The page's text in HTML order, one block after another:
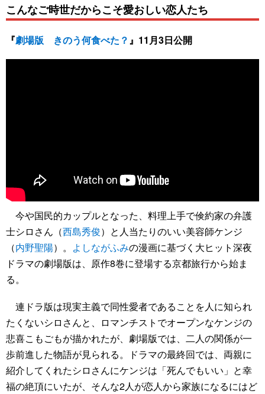
こんなご時世だからこそ愛おしい恋人たち
『劇場版 きのう何食べた？』11月3日公開
今や国民的カップルとなった、料理上手で倹約家の弁護
士シロさん（西島秀俊）と人当たりのいい美容師ケンジ
（内野聖陽）。 よしながふみの漫画に基づく大ヒット深夜
ドラマの劇場版は、原作8巻に登場する京都旅行から始ま
る。
連ドラ版は現実主義で同性愛者であることを人に知られ
たくないシロさんと、ロマンチストでオープンなケンジの
悲喜こもごもが描かれたが、劇場版では、二人の関係が一
歩前進した物語が見られる。ドラマの最終回では、両親に
紹介してくれたシロさんにケンジは「死んでもいい」と幸
福の絶頂にいたが、そんな2人が恋人から家族になるにはど